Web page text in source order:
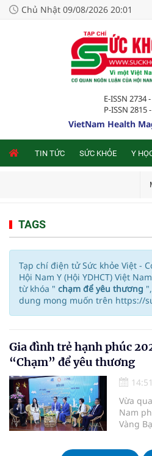
Chủ Nhật 09/08/2026 20:01
E-ISSN 2734
P-ISSN 2815
VietNam Health
TIN TỨC SỨC KHỎE Y
TAGS
Tạp chí điện tử Sức khỏe Việt -
Hội Nam Y (Hội YDHCT) Việt
từ khóa " chạm để yêu thương
dung mong muốn trên https://
Gia đình trẻ hạnh phúc
“Chạm” để yêu thương
14:51
Vừa
Nam
Vàng
đình trẻ